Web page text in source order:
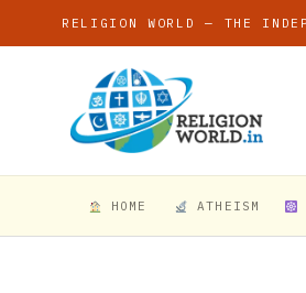
RELIGION WORLD — THE
HOME ATHEISM